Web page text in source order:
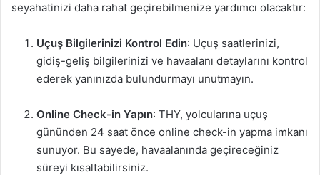
seyahatinizi daha rahat geçirebilmenize yardımcı olacaktır:
Uçuş Bilgilerinizi Kontrol Edin: Uçuş saatlerinizi,
gidiş-geliş bilgilerinizi ve havaalanı detaylarını kontrol
ederek yanınızda bulundurmayı unutmayın.
Online Check-in Yapın: THY, yolcularına uçuş
gününden 24 saat önce online check-in yapma imkanı
sunuyor. Bu sayede, havaalanında geçireceğiniz
süreyi kısaltabilirsiniz.